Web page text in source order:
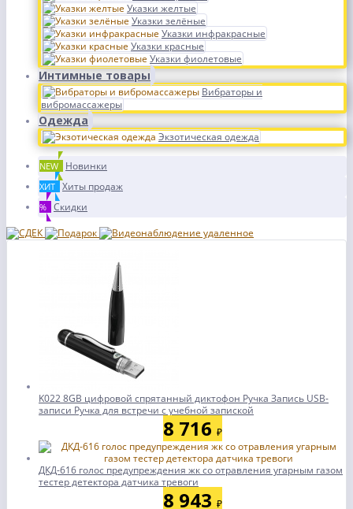
Указки желтые
Указки зелёные
Указки инфракрасные
Указки красные
Указки фиолетовые
Интимные товары
Вибраторы и
вибромассажеры
Одежда
Экзотическая одежда
NEW Новинки
ХИТ Хиты продаж
% Скидки
K022 8GB цифровой спрятанный диктофон Ручка Запись USB-
записи Ручка для встречи с учебной запиской
8 716 ₽
ДКД-616 голос предупреждения жк со отравления угарным газом
тестер детектора датчика тревоги
8 943 ₽